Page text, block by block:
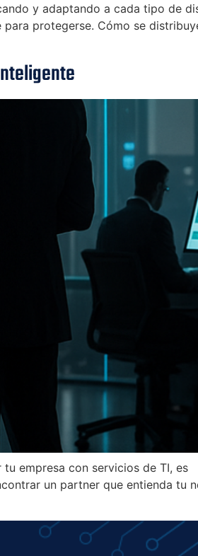
y adaptando a cada tipo de
protegerse. Cómo se
empresa con servicios de TI, es
un partner que entienda tu